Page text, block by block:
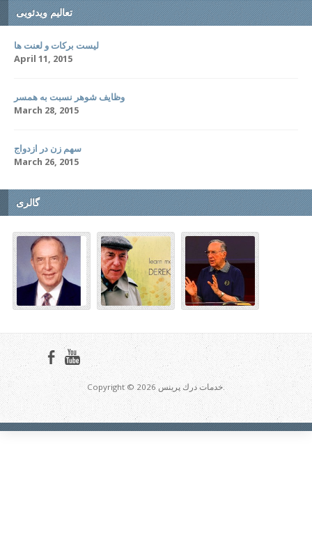
تعالیم ویدئویی
لیست برکات و لعنت ها
April 11, 2015
وظایف شوهر نسبت به همسر
March 28, 2015
سهم زن در ازدواج
March 26, 2015
گالری
Copyright © 2026 خدمات درك پرينس.